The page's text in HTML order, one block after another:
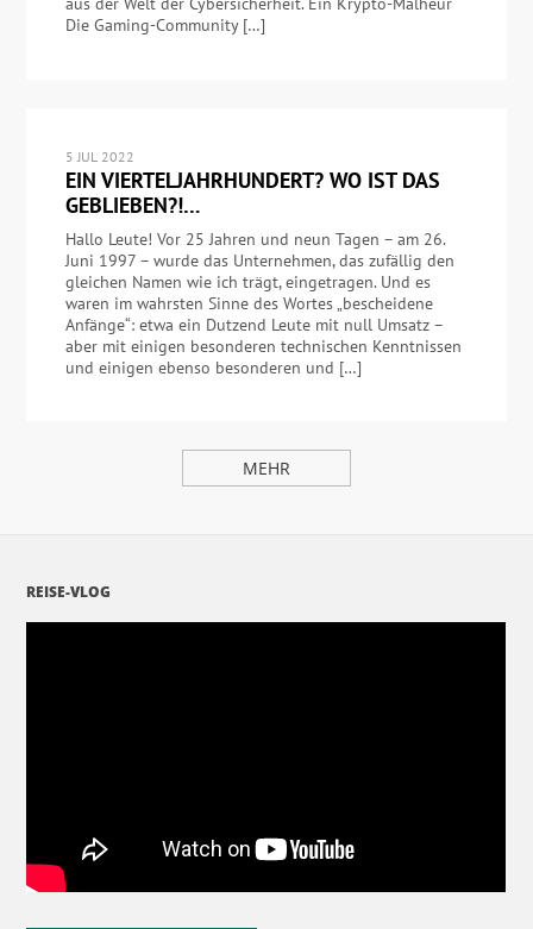
Die Gaming-Community […]
5 JUL 2022
EIN VIERTELJAHRHUNDERT? WO IST DAS
GEBLIEBEN?!…
Hallo Leute! Vor 25 Jahren und neun Tagen – am 26.
Juni 1997 – wurde das Unternehmen, das zufällig den
gleichen Namen wie ich trägt, eingetragen. Und es
waren im wahrsten Sinne des Wortes „bescheidene
Anfänge“: etwa ein Dutzend Leute mit null Umsatz –
aber mit einigen besonderen technischen Kenntnissen
und einigen ebenso besonderen und […]
MEHR
REISE-VLOG